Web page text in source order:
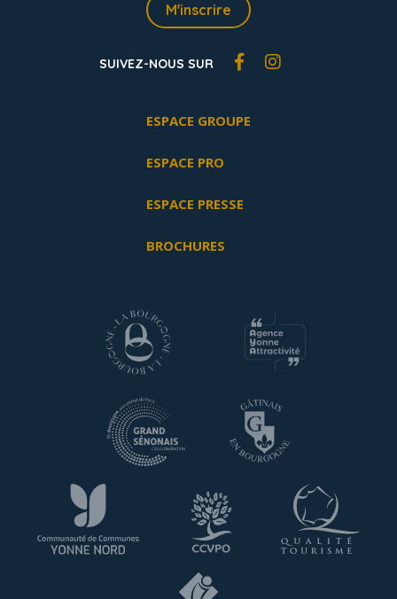
M'inscrire
SUIVEZ-NOUS SUR
ESPACE GROUPE
ESPACE PRO
ESPACE PRESSE
BROCHURES